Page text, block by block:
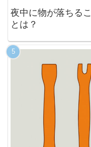
夜中に物が落ちる
とは？